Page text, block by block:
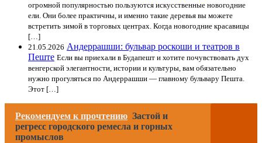
огромной популярностью пользуются искусственные новогодние
ели. Они более практичны, и именно такие деревья вы можете
встретить зимой в торговых центрах. Когда новогодние красавицы
[…]
21.05.2026 Андеррашши: бульвар роскоши и театров в
Пеште Если вы приехали в Будапешт и хотите почувствовать дух
венгерской элегантности, истории и культуры, вам обязательно
нужно прогуляться по Андеррашши — главному бульвару Пешта.
Этот […]
Рекомендуем к прочтению Застой и
регресс городского ремесла и горных
промыслов